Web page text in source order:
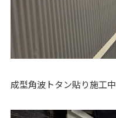
成型角波トタン貼り施工中